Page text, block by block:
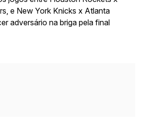
e New York Knicks x Atlanta
adversário na briga pela final